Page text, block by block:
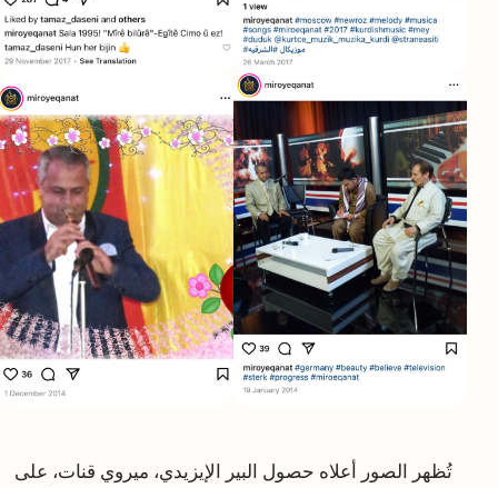
تُظهر الصور أعلاه حصول البير الإيزيدي، ميروي قنات، على